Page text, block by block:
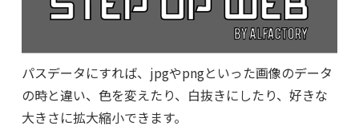
パスデータにすれば、jpgやpngといった画像のデータ
の時と違い、色を変えたり、白抜きにしたり、好きな
大きさに拡大縮小できます。